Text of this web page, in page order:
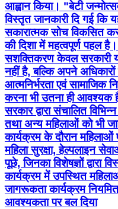
आह्वान किया। "बेटी
विस्तृत जानकारी दि गई कि
सकारात्मक सोच विकसित
की दिशा में महत्वपूर्ण पहल
सशक्तिकरण केवल सरकारी
नहीं है, बल्कि अपने
आत्मनिर्भरता एवं सामाजिक
करना भी उतना ही आवश्यक
सरकार द्वारा संचालित
तथा अन्य महिलाओं को भी
कार्यक्रम के दौरान महिलाओं
महिला सुरक्षा, हेल्पलाइन
पूछे, जिनका विशेषज्ञों द्वारा
कार्यक्रम में उपस्थित
जागरूकता कार्यक्रम
आवश्यकता पर बल दिया